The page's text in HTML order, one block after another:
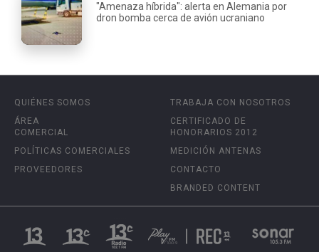
"Amenaza híbrida": alerta en Alemania por
dron bomba cerca de avión ucraniano
QUIÉNES SOMOS
ÁREA
COMERCIAL
POLÍTICAS COMERCIALES
PROVEEDORES
TRABAJA CON NOSOTROS
CERTIFICADO DE
HONORARIOS 2012
MEDICIÓN ANTENAS
CONTACTO
BRANDED CONTENT